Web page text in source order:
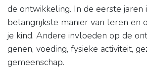
de ontwikkeling. In de eerste jaren
belangrijkste manier van leren en
je kind. Andere invloeden op de
genen, voeding, fysieke activiteit,
gemeenschap.